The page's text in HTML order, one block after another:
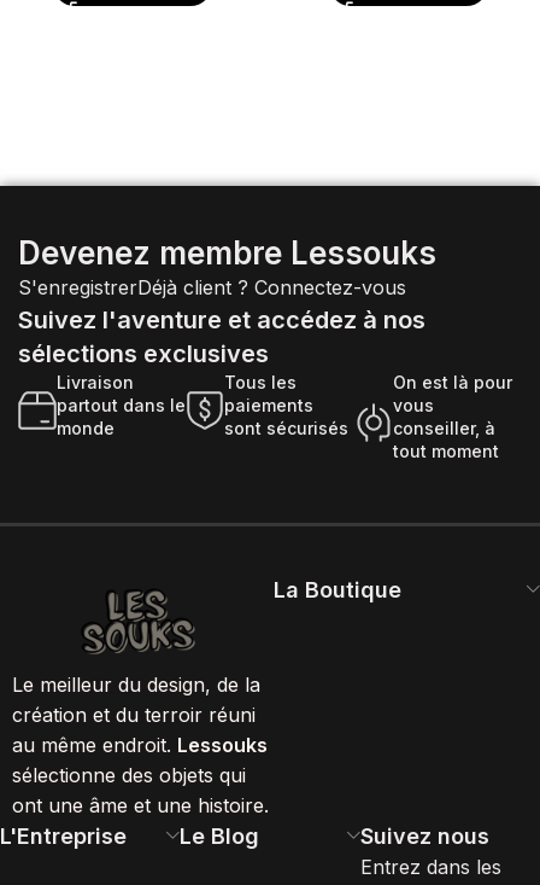
Devenez membre Lessouks
S'enregistrerDéjà client ? Connectez-vous
Suivez l'aventure et accédez à nos
sélections exclusives
Livraison
partout dans le
monde
Tous les
paiements
sont sécurisés
On est là pour
vous
conseiller, à
tout moment
Le meilleur du design, de la
création et du terroir réuni
au même endroit. Lessouks
sélectionne des objets qui
ont une âme et une histoire.
La Boutique
L'Entreprise Le Blog Suivez nous
Entrez dans les